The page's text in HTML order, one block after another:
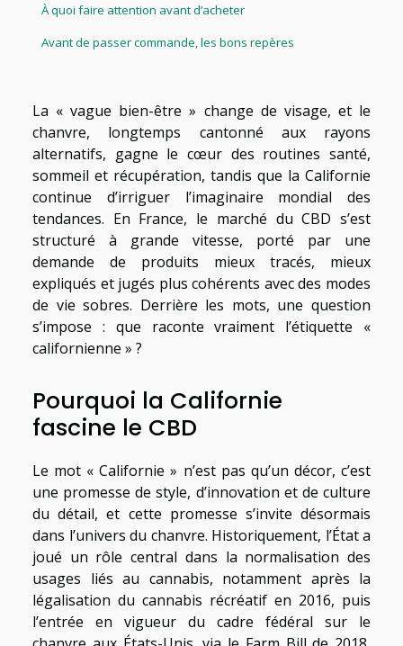
À quoi faire attention avant d’acheter
Avant de passer commande, les bons repères
La « vague bien-être » change de visage, et le
chanvre, longtemps cantonné aux rayons
alternatifs, gagne le cœur des routines santé,
sommeil et récupération, tandis que la Californie
continue d’irriguer l’imaginaire mondial des
tendances. En France, le marché du CBD s’est
structuré à grande vitesse, porté par une
demande de produits mieux tracés, mieux
expliqués et jugés plus cohérents avec des modes
de vie sobres. Derrière les mots, une question
s’impose : que raconte vraiment l’étiquette «
californienne » ?
Pourquoi la Californie
fascine le CBD
Le mot « Californie » n’est pas qu’un décor, c’est
une promesse de style, d’innovation et de culture
du détail, et cette promesse s’invite désormais
dans l’univers du chanvre. Historiquement, l’État a
joué un rôle central dans la normalisation des
usages liés au cannabis, notamment après la
légalisation du cannabis récréatif en 2016, puis
l’entrée en vigueur du cadre fédéral sur le